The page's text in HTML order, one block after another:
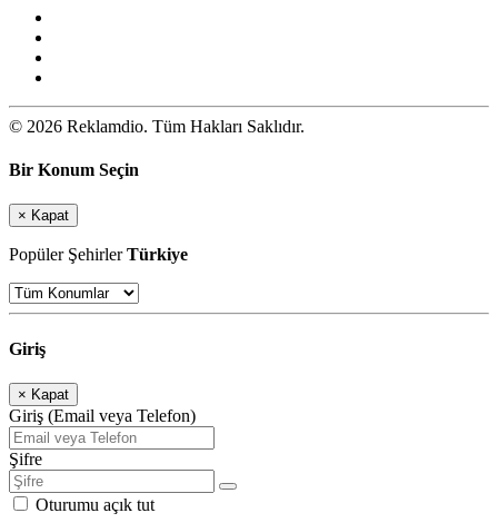
© 2026 Reklamdio. Tüm Hakları Saklıdır.
Bir Konum Seçin
× Kapat
Popüler ŞehirlerTürkiye
Giriş
× Kapat
Giriş (Email veya Telefon)
Şifre
Oturumu açık tut